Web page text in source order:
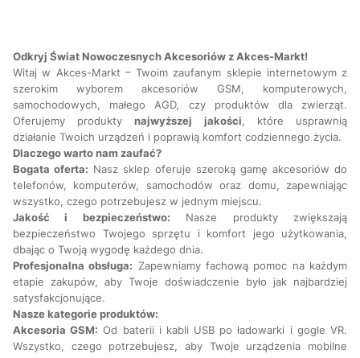
Odkryj Świat Nowoczesnych Akcesoriów z Akces-Markt!
Witaj w Akces-Markt – Twoim zaufanym sklepie internetowym z
szerokim wyborem akcesoriów GSM, komputerowych,
samochodowych, małego AGD, czy produktów dla zwierząt.
Oferujemy produkty najwyższej jakości, które usprawnią
działanie Twoich urządzeń i poprawią komfort codziennego życia.
Dlaczego warto nam zaufać?
Bogata oferta: Nasz sklep oferuje szeroką gamę akcesoriów do
telefonów, komputerów, samochodów oraz domu, zapewniając
wszystko, czego potrzebujesz w jednym miejscu.
Jakość i bezpieczeństwo: Nasze produkty zwiększają
bezpieczeństwo Twojego sprzętu i komfort jego użytkowania,
dbając o Twoją wygodę każdego dnia.
Profesjonalna obsługa: Zapewniamy fachową pomoc na każdym
etapie zakupów, aby Twoje doświadczenie było jak najbardziej
satysfakcjonujące.
Nasze kategorie produktów:
Akcesoria GSM: Od baterii i kabli USB po ładowarki i gogle VR.
Wszystko, czego potrzebujesz, aby Twoje urządzenia mobilne